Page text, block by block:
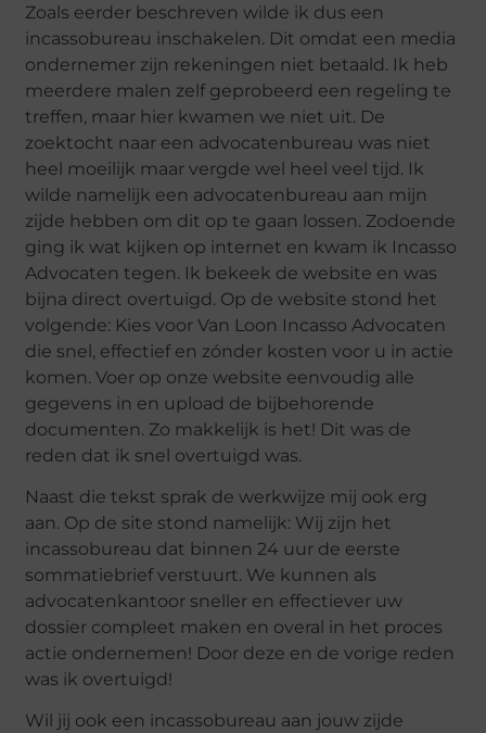
Zoals eerder beschreven wilde ik dus een
incassobureau inschakelen. Dit omdat een media
ondernemer zijn rekeningen niet betaald. Ik heb
meerdere malen zelf geprobeerd een regeling te
treffen, maar hier kwamen we niet uit. De
zoektocht naar een advocatenbureau was niet
heel moeilijk maar vergde wel heel veel tijd. Ik
wilde namelijk een advocatenbureau aan mijn
zijde hebben om dit op te gaan lossen. Zodoende
ging ik wat kijken op internet en kwam ik Incasso
Advocaten tegen. Ik bekeek de website en was
bijna direct overtuigd. Op de website stond het
volgende: Kies voor Van Loon Incasso Advocaten
die snel, effectief en zónder kosten voor u in actie
komen. Voer op onze website eenvoudig alle
gegevens in en upload de bijbehorende
documenten. Zo makkelijk is het! Dit was de
reden dat ik snel overtuigd was.
Naast die tekst sprak de werkwijze mij ook erg
aan. Op de site stond namelijk: Wij zijn het
incassobureau dat binnen 24 uur de eerste
sommatiebrief verstuurt. We kunnen als
advocatenkantoor sneller en effectiever uw
dossier compleet maken en overal in het proces
actie ondernemen! Door deze en de vorige reden
was ik overtuigd!
Wil jij ook een incassobureau aan jouw zijde